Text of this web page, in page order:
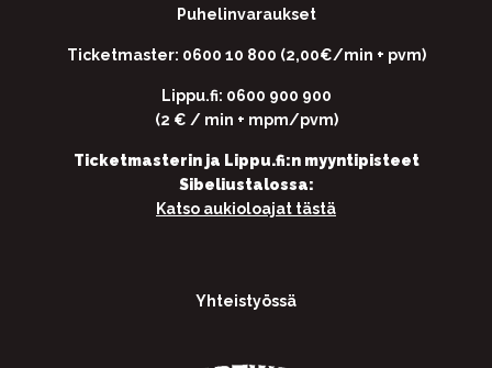
Puhelinvaraukset
Ticketmaster: 0600 10 800 (2,00€/min + pvm)
Lippu.fi: 0600 900 900
(2 € / min + mpm/pvm)
Ticketmasterin ja Lippu.fi:n myyntipisteet
Sibeliustalossa:
Katso aukioloajat tästä
Yhteistyössä